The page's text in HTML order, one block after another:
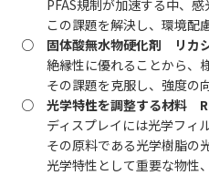
PFAS規制が加速する中、感
この課題を解決し、環境配慮
○ 固体酸無水物硬化剤 リカ
絶縁性に優れることから、様
その課題を克服し、強度の向
○ 光学特性を調整する材料
ディスプレイには光学フィル
その原料である光学樹脂の光
光学特性として重要な物性、